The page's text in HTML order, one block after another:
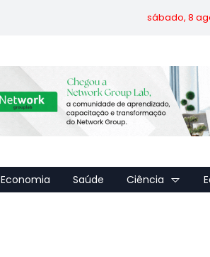
sábado, 8
Economia Saúde Ciência